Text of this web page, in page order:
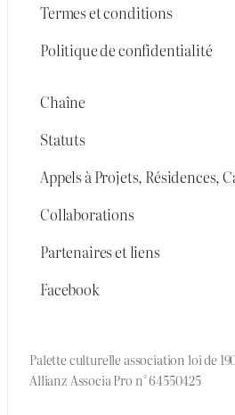
Termes et conditions
Politique de confidentialité
Chaîne
Statuts
Appels à Projets, Résidences,
Collaborations
Partenaires et liens
Facebook
Palette culturelle association loi de
Allianz Associa Pro n° 64550425